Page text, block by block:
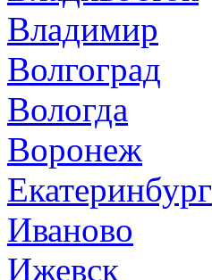
Владимир
Волгоград
Вологда
Воронеж
Екатеринбург
Иваново
Ижевск